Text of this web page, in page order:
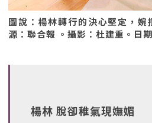
圖說：楊林轉行的決心堅定，婉
源：聯合報 。攝影：杜建重。
楊林 脫卻稚氣現嫵媚